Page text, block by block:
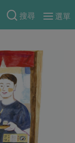
搜尋
選單